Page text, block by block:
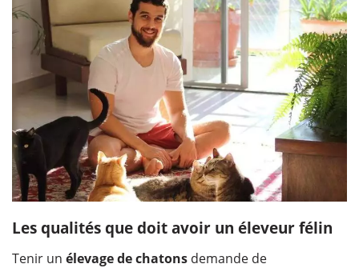
Les qualités que doit avoir un éleveur félin
Tenir un élevage de chatons demande de